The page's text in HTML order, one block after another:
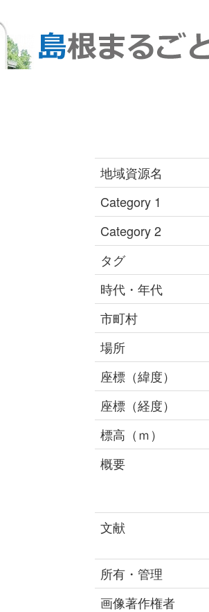
地域資源名
Category 1
Category 2
タグ
時代・年代
市町村
場所
座標（緯度）
座標（経度）
標高（ｍ）
概要
文献
所有・管理
画像著作権者